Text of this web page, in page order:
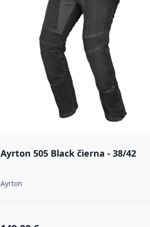
Ayrton 505 Black čierna - 38/42
Ayrton